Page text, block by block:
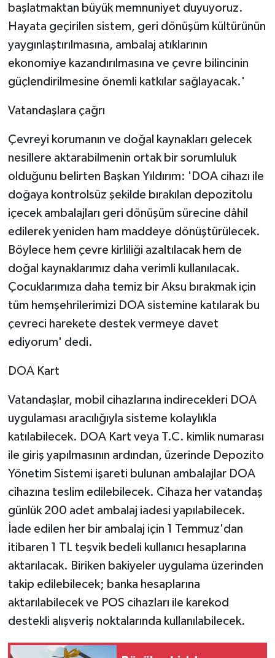
başlatmaktan büyük memnuniyet duyuyoruz.
Hayata geçirilen sistem, geri dönüşüm kültürünün
yaygınlaştırılmasına, ambalaj atıklarının
ekonomiye kazandırılmasına ve çevre bilincinin
güçlendirilmesine önemli katkılar sağlayacak.'
Vatandaşlara çağrı
Çevreyi korumanın ve doğal kaynakları gelecek
nesillere aktarabilmenin ortak bir sorumluluk
olduğunu belirten Başkan Yıldırım: 'DOA cihazı ile
doğaya kontrolsüz şekilde bırakılan depozitolu
içecek ambalajları geri dönüşüm sürecine dâhil
edilerek yeniden ham maddeye dönüştürülecek.
Böylece hem çevre kirliliği azaltılacak hem de
doğal kaynaklarımız daha verimli kullanılacak.
Çocuklarımıza daha temiz bir Aksu bırakmak için
tüm hemşehrilerimizi DOA sistemine katılarak bu
çevreci harekete destek vermeye davet
ediyorum' dedi.
DOA Kart
Vatandaşlar, mobil cihazlarına indirecekleri DOA
uygulaması aracılığıyla sisteme kolaylıkla
katılabilecek. DOA Kart veya T.C. kimlik numarası
ile giriş yapılmasının ardından, üzerinde Depozito
Yönetim Sistemi işareti bulunan ambalajlar DOA
cihazına teslim edilebilecek. Cihaza her vatandaş
günlük 200 adet ambalaj iadesi yapılabilecek.
İade edilen her bir ambalaj için 1 Temmuz'dan
itibaren 1 TL teşvik bedeli kullanıcı hesaplarına
aktarılacak. Biriken bakiyeler uygulama üzerinden
takip edilebilecek; banka hesaplarına
aktarılabilecek ve POS cihazları ile karekod
destekli alışveriş noktalarında kullanılabilecek.